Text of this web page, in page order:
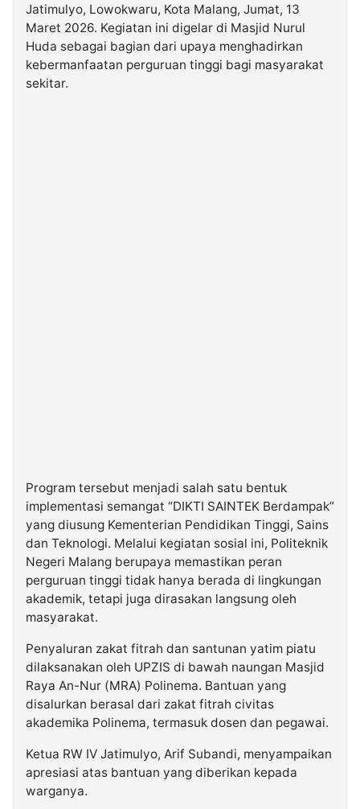
Kabarbaru.co
2026
Jatimulyo, Lowokwaru, Kota Malang, Jumat, 13
Maret 2026. Kegiatan ini digelar di Masjid Nurul
Huda sebagai bagian dari upaya menghadirkan
kebermanfaatan perguruan tinggi bagi masyarakat
sekitar.
Program tersebut menjadi salah satu bentuk
implementasi semangat “DIKTI SAINTEK Berdampak”
yang diusung Kementerian Pendidikan Tinggi, Sains
dan Teknologi. Melalui kegiatan sosial ini, Politeknik
Negeri Malang berupaya memastikan peran
perguruan tinggi tidak hanya berada di lingkungan
akademik, tetapi juga dirasakan langsung oleh
masyarakat.
Penyaluran zakat fitrah dan santunan yatim piatu
dilaksanakan oleh UPZIS di bawah naungan Masjid
Raya An-Nur (MRA) Polinema. Bantuan yang
disalurkan berasal dari zakat fitrah civitas
akademika Polinema, termasuk dosen dan pegawai.
Ketua RW IV Jatimulyo, Arif Subandi, menyampaikan
apresiasi atas bantuan yang diberikan kepada
warganya.